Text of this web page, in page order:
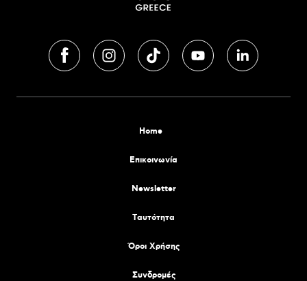
Home
Επικοινωνία
Newsletter
Tαυτότητα
Όροι Χρήσης
Συνδρομές